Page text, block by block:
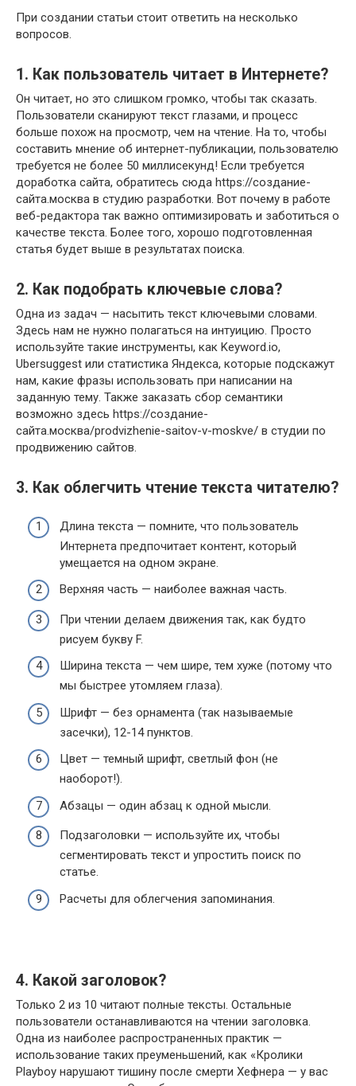
При создании статьи стоит ответить на несколько
вопросов.
1. Как пользователь читает в Интернете?
Он читает, но это слишком громко, чтобы так сказать.
Пользователи сканируют текст глазами, и процесс
больше похож на просмотр, чем на чтение. На то, чтобы
составить мнение об интернет-публикации, пользователю
требуется не более 50 миллисекунд! Если требуется
доработка сайта, обратитесь сюда https://создание-
сайта.москва в студию разработки. Вот почему в работе
веб-редактора так важно оптимизировать и заботиться о
качестве текста. Более того, хорошо подготовленная
статья будет выше в результатах поиска.
2. Как подобрать ключевые слова?
Одна из задач — насытить текст ключевыми словами.
Здесь нам не нужно полагаться на интуицию. Просто
используйте такие инструменты, как Keyword.io,
Ubersuggest или статистика Яндекса, которые подскажут
нам, какие фразы использовать при написании на
заданную тему. Также заказать сбор семантики
возможно здесь https://создание-
сайта.москва/prodvizhenie-saitov-v-moskve/ в студии по
продвижению сайтов.
3. Как облегчить чтение текста читателю?
Длина текста — помните, что пользователь
Интернета предпочитает контент, который
умещается на одном экране.
Верхняя часть — наиболее важная часть.
При чтении делаем движения так, как будто
рисуем букву F.
Ширина текста — чем шире, тем хуже (потому что
мы быстрее утомляем глаза).
Шрифт — без орнамента (так называемые
засечки), 12-14 пунктов.
Цвет — темный шрифт, светлый фон (не
наоборот!).
Абзацы — один абзац к одной мысли.
Подзаголовки — используйте их, чтобы
сегментировать текст и упростить поиск по
статье.
Расчеты для облегчения запоминания.
4. Какой заголовок?
Только 2 из 10 читают полные тексты. Остальные
пользователи останавливаются на чтении заголовка.
Одна из наиболее распространенных практик —
использование таких преуменьшений, как «Кролики
Playboy нарушают тишину после смерти Хефнера — у вас